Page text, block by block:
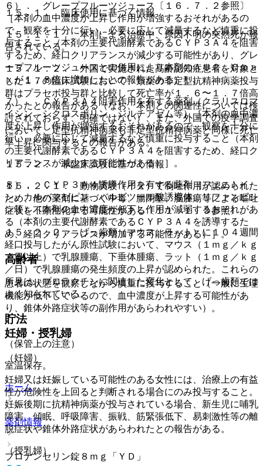
１５．１． 臨床使用に基づく情報
１５．１．１． 本剤による治療中、原因不明の突然死が報
告されている。
１５．１．２． 外国で実施された高齢認知症患者を対象と
した１７の臨床試験において、類薬の非定型抗精神病薬投与
群はプラセボ投与群と比較して死亡率が１．６〜１．７倍高
かったとの報告がある（なお、本剤との関連性については検
討されておらず、明確ではない）、また、外国での疫学調査
において、定型抗精神病薬も非定型抗精神病薬と同様に死亡
率上昇に関与するとの報告がある。
１５．２． 非臨床試験に基づく情報
１５．２．１． 動物実験（イヌ）で制吐作用が認められた
ため、他の薬剤に基づく中毒、腸閉塞、脳腫瘍等による嘔吐
症状を不顕性化する可能性がある〔１１．１．３参照〕。
１５．２．２． げっ歯類（マウス、ラット）に１０４週間
経口投与したがん原性試験において、マウス（１ｍｇ／ｋｇ
／日以上）で乳腺腫瘍、下垂体腫瘍、ラット（１ｍｇ／ｋｇ
／日）で乳腺腫瘍の発生頻度の上昇が認められた。これらの
所見は、プロラクチンに関連した変化として、げっ歯類では
よく知られている。
貯法
（保管上の注意）
室温保存。
ホーム
薬剤情報
ブロナンセリン錠８ｍｇ「ＹＤ」
６）． グレープフルーツジュース〔１６．７．２参照〕
［本剤の血中濃度が上昇し作用が増強するおそれがあるの
で、観察を十分に行い、必要に応じて減量するなど慎重に投
与すること（本剤の主要代謝酵素であるＣＹＰ３Ａ４を阻害
するため、経口クリアランスが減少する可能性があり、グレ
ープフルーツジュースとの併用により本剤のＡＵＣ、Ｃｍａ
ｘが１．８倍に増加したとの報告がある）］。
７）． ＣＹＰ３Ａ４阻害作用を有する薬剤（クラリスロマ
イシン、シクロスポリン、ジルチアゼム等）［本剤の血中濃
度が上昇し作用が増強するおそれがあるので、観察を十分に
行い、必要に応じて減量するなど慎重に投与すること（本剤
の主要代謝酵素であるＣＹＰ３Ａ４を阻害するため、経口ク
リアランスが減少する可能性がある）］。
８）． ＣＹＰ３Ａ４誘導作用を有する薬剤（フェニトイ
ン、カルバマゼピン、バルビツール酸誘導体、リファンピシ
ン等）［本剤の血中濃度が低下し作用が減弱するおそれがあ
る（本剤の主要代謝酵素であるＣＹＰ３Ａ４を誘導するた
め、経口クリアランスが増加する可能性がある）］。
高齢者
患者の状態を観察しながら慎重に投与すること（一般に生理
機能が低下しているので、血中濃度が上昇する可能性があ
り、錐体外路症状等の副作用があらわれやすい）。
妊婦・授乳婦
（妊婦）
妊婦又は妊娠している可能性のある女性には、治療上の有益
性が危険性を上回ると判断される場合にのみ投与すること。
妊娠後期に抗精神病薬が投与されている場合、新生児に哺乳
障害、傾眠、呼吸障害、振戦、筋緊張低下、易刺激性等の離
脱症状や錐体外路症状があらわれたとの報告がある。
（授乳婦）